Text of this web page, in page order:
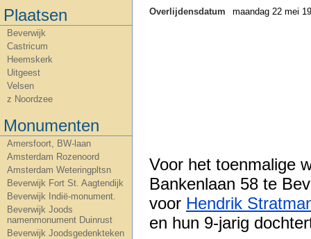
Plaatsen
Beverwijk
Castricum
Heemskerk
Uitgeest
Velsen
z Noordzee
Monumenten
Amersfoort, BW-laan
Amsterdam Rozenoord
Amsterdam Weteringpltsn
Beverwijk Fort St. Aagtendijk
Beverwijk Indië-monument.
Beverwijk Joods
namenmonument Duinrust
Beverwijk Joodsgedenkteken
Overlijdensdatum
maandag 22 mei
Voor het toenmalige
Bankenlaan 58 te
voor Hendrik
en hun 9-jarig